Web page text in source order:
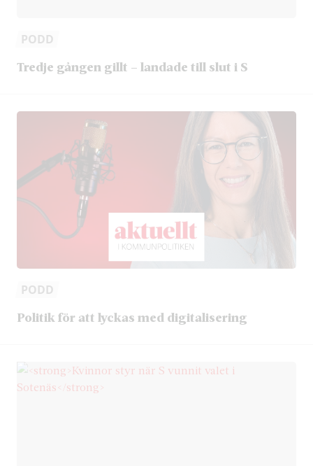
PODD
Tredje gången gillt – landade till slut i S
PODD
Politik för att lyckas med digitalisering